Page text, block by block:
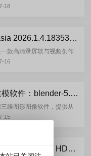
供了丰富多样的转场特效
18
TechSmith Camtasia 2026.1.4.18353 多语言版
款高清录屏软与视频创作
了：捕获屏幕录制，视频
16
开源免费的三维建模软件：blender-5.2.0 多语言官方版
维图形图像软件，提供从
到音频处理、视频剪辑等
15
HDR图像处理：Irix HDR Pro/Irix HDR Classic Pro-v2.3.58.0 中文直装版